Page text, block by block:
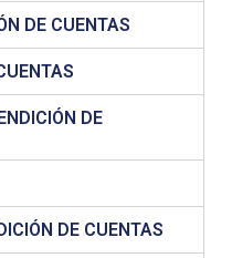
DE CUENTAS
DE
DE CUENTAS